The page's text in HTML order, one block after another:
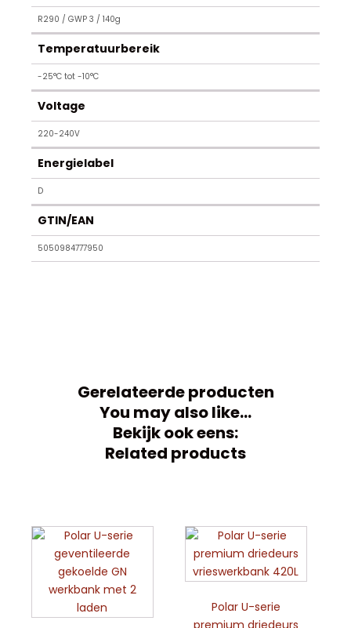
R290 / GWP 3 / 140g
Temperatuurbereik
-25°C tot -10°C
Voltage
220-240V
Energielabel
D
GTIN/EAN
5050984777950
Gerelateerde producten
You may also like…
Bekijk ook eens:
Related products
Polar U-serie
premium driedeurs